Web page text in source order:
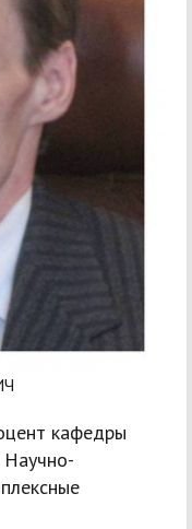
кафедры
Научно-